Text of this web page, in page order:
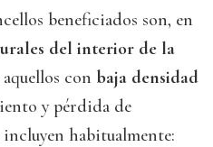
beneficiados son, en
del interior de la
con baja densidad
y pérdida de
habitualmente: